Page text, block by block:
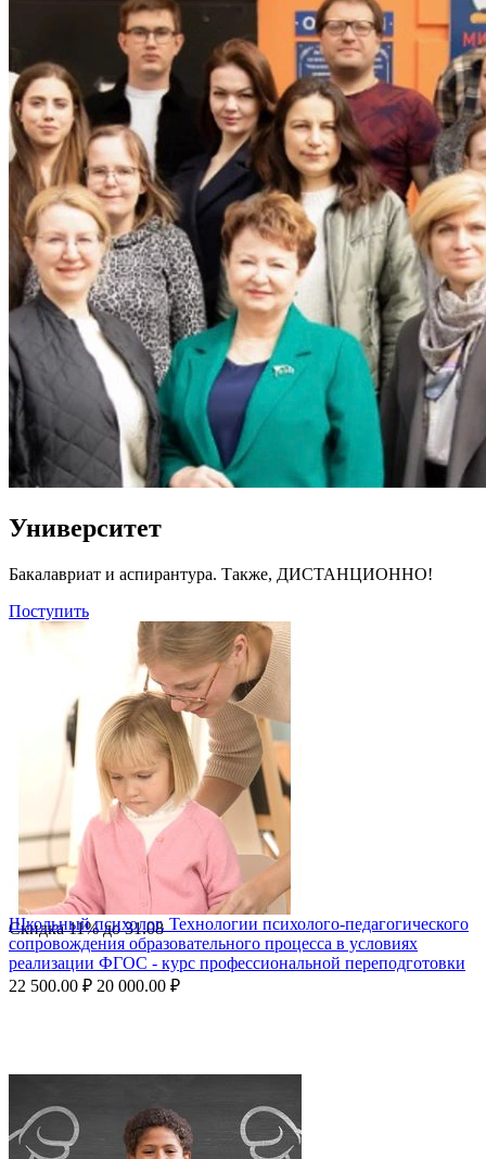
Университет
Бакалавриат и аспирантура. Также, ДИСТАНЦИОННО!
Поступить
Скидка11%до31.08
Школьный психолог. Технологии психолого-педагогического
сопровождения образовательного процесса в условиях
реализации ФГОС - курс профессиональной переподготовки
22 500.00 ₽ 20 000.00 ₽